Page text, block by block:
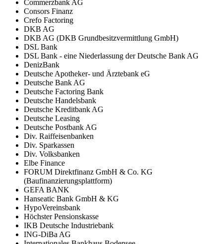
Commerzbank AG
Consors Finanz
Crefo Factoring
DKB AG
DKB AG (DKB Grundbesitzvermittlung GmbH)
DSL Bank
DSL Bank - eine Niederlassung der Deutsche Bank AG
DenizBank
Deutsche Apotheker- und Ärztebank eG
Deutsche Bank AG
Deutsche Factoring Bank
Deutsche Handelsbank
Deutsche Kreditbank AG
Deutsche Leasing
Deutsche Postbank AG
Div. Raiffeisenbanken
Div. Sparkassen
Div. Volksbanken
Elbe Finance
FORUM Direktfinanz GmbH & Co. KG
(Baufinanzierungsplattform)
GEFA BANK
Hanseatic Bank GmbH & KG
HypoVereinsbank
Höchster Pensionskasse
IKB Deutsche Industriebank
ING-DiBa AG